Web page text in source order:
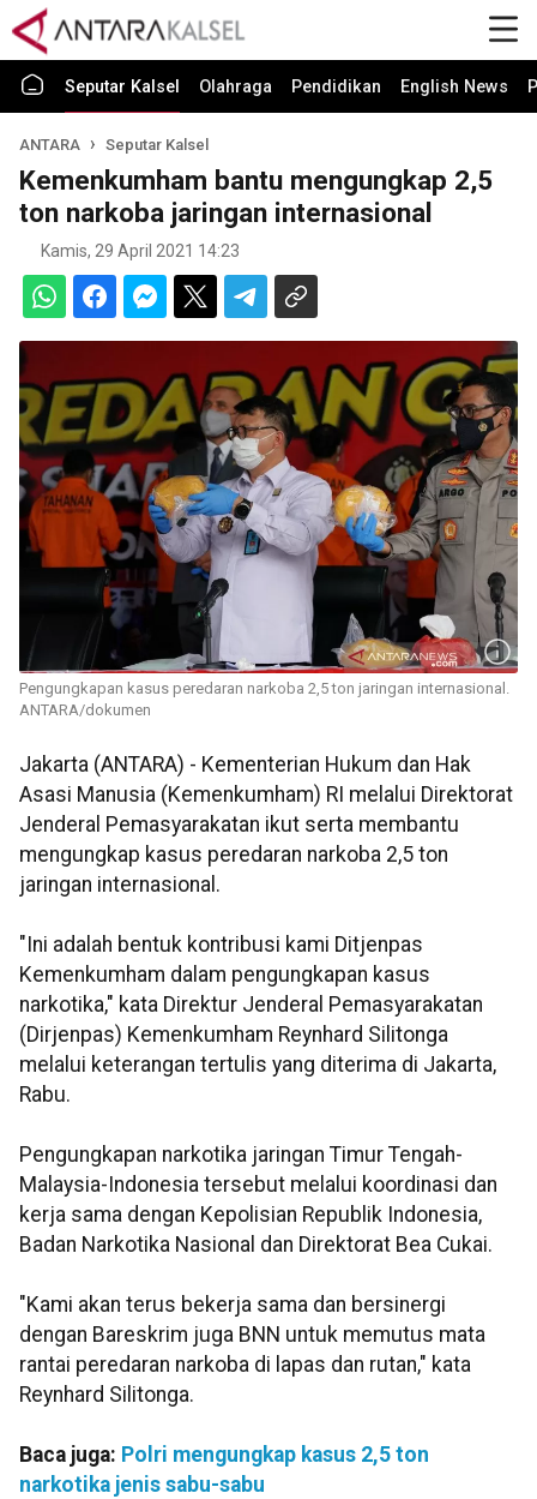
Seputar Kalsel Olahraga Pendidikan English News
ANTARA Seputar Kalsel
Kemenkumham bantu mengungkap 2,5
ton narkoba jaringan internasional
Kamis, 29 April 2021 14:23
Pengungkapan kasus peredaran narkoba 2,5 ton jaringan internasional.
ANTARA/dokumen
Jakarta (ANTARA) - Kementerian Hukum dan Hak
Asasi Manusia (Kemenkumham) RI melalui Direktorat
Jenderal Pemasyarakatan ikut serta membantu
mengungkap kasus peredaran narkoba 2,5 ton
jaringan internasional.
"Ini adalah bentuk kontribusi kami Ditjenpas
Kemenkumham dalam pengungkapan kasus
narkotika," kata Direktur Jenderal Pemasyarakatan
(Dirjenpas) Kemenkumham Reynhard Silitonga
melalui keterangan tertulis yang diterima di Jakarta,
Rabu.
Pengungkapan narkotika jaringan Timur Tengah-
Malaysia-Indonesia tersebut melalui koordinasi dan
kerja sama dengan Kepolisian Republik Indonesia,
Badan Narkotika Nasional dan Direktorat Bea Cukai.
"Kami akan terus bekerja sama dan bersinergi
dengan Bareskrim juga BNN untuk memutus mata
rantai peredaran narkoba di lapas dan rutan," kata
Reynhard Silitonga.
Baca juga: Polri mengungkap kasus 2,5 ton
narkotika jenis sabu-sabu